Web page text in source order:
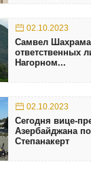
02.10.2023
Самвел
ответственных
Нагорном...
02.10.2023
Сегодня вице-
Азербайджана
Степанакерт